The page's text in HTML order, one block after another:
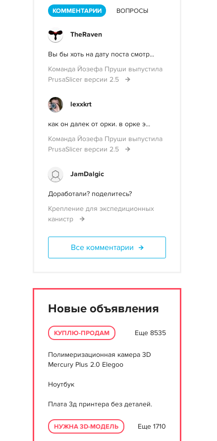
КОММЕНТАРИИ ВОПРОСЫ
TheRaven
Вы бы хоть на дату поста смотр...
Команда Йозефа Пруши выпустила
PrusaSlicer версии 2.5
lexxkrt
как он далек от орки. в орке э...
Команда Йозефа Пруши выпустила
PrusaSlicer версии 2.5
JamDalgic
Доработали? поделитесь?
Крепление для экспедиционных
канистр
Все комментарии
Новые объявления
КУПЛЮ-ПРОДАМ Еще 8535
Полимеризационная камера 3D
Mercury Plus 2.0 Elegoo
Ноутбук
Плата 3д принтера без деталей.
НУЖНА 3D-МОДЕЛЬ Еще 1710